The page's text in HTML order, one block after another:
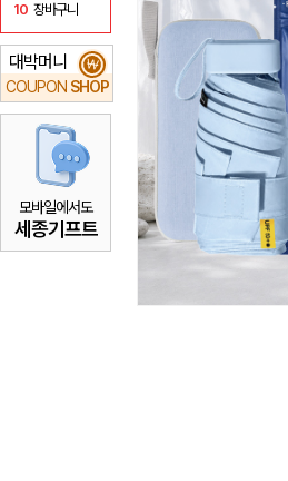
10 장바구니
대박머니
COUPON SHOP
₩
모바일에서도
세종기프트